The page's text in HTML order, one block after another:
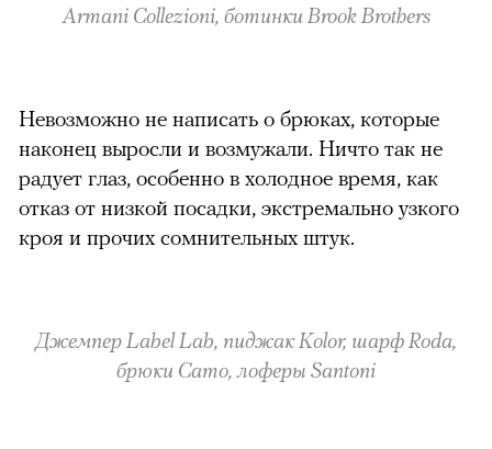
Armani Collezioni, ботинки Brook Brothers
Невозможно не написать о брюках, которые
наконец выросли и возмужали. Ничто так не
радует глаз, особенно в холодное время, как
отказ от низкой посадки, экстремально узкого
кроя и прочих сомнительных штук.
Джемпер Label Lab, пиджак Kolor, шарф Roda,
брюки Camo, лоферы Santoni